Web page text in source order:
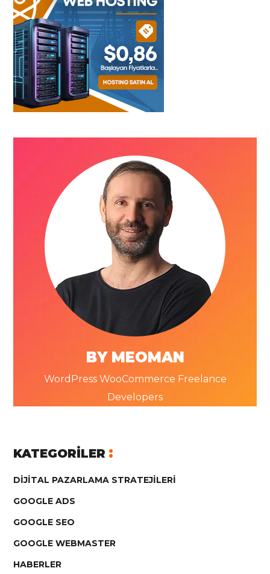
BY MEOMAN
WordPress WooCommerce Freelance
Developers
KATEGORILER
DIJITAL PAZARLAMA STRATEJILERI
GOOGLE ADS
GOOGLE SEO
GOOGLE WEBMASTER
HABERLER